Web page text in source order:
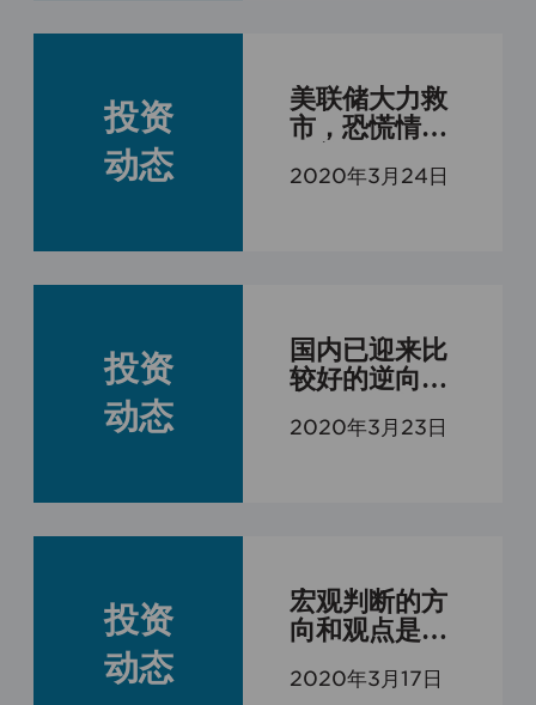
是勇气
投资
动态
美联储大力救
市，恐慌情绪
2020年3月24日
投资
动态
国内已迎来比
较好的逆向配
投资者可以逐
2020年3月23日
投资
动态
宏观判断的方
向和观点是不
微观的价值相
2020年3月17日